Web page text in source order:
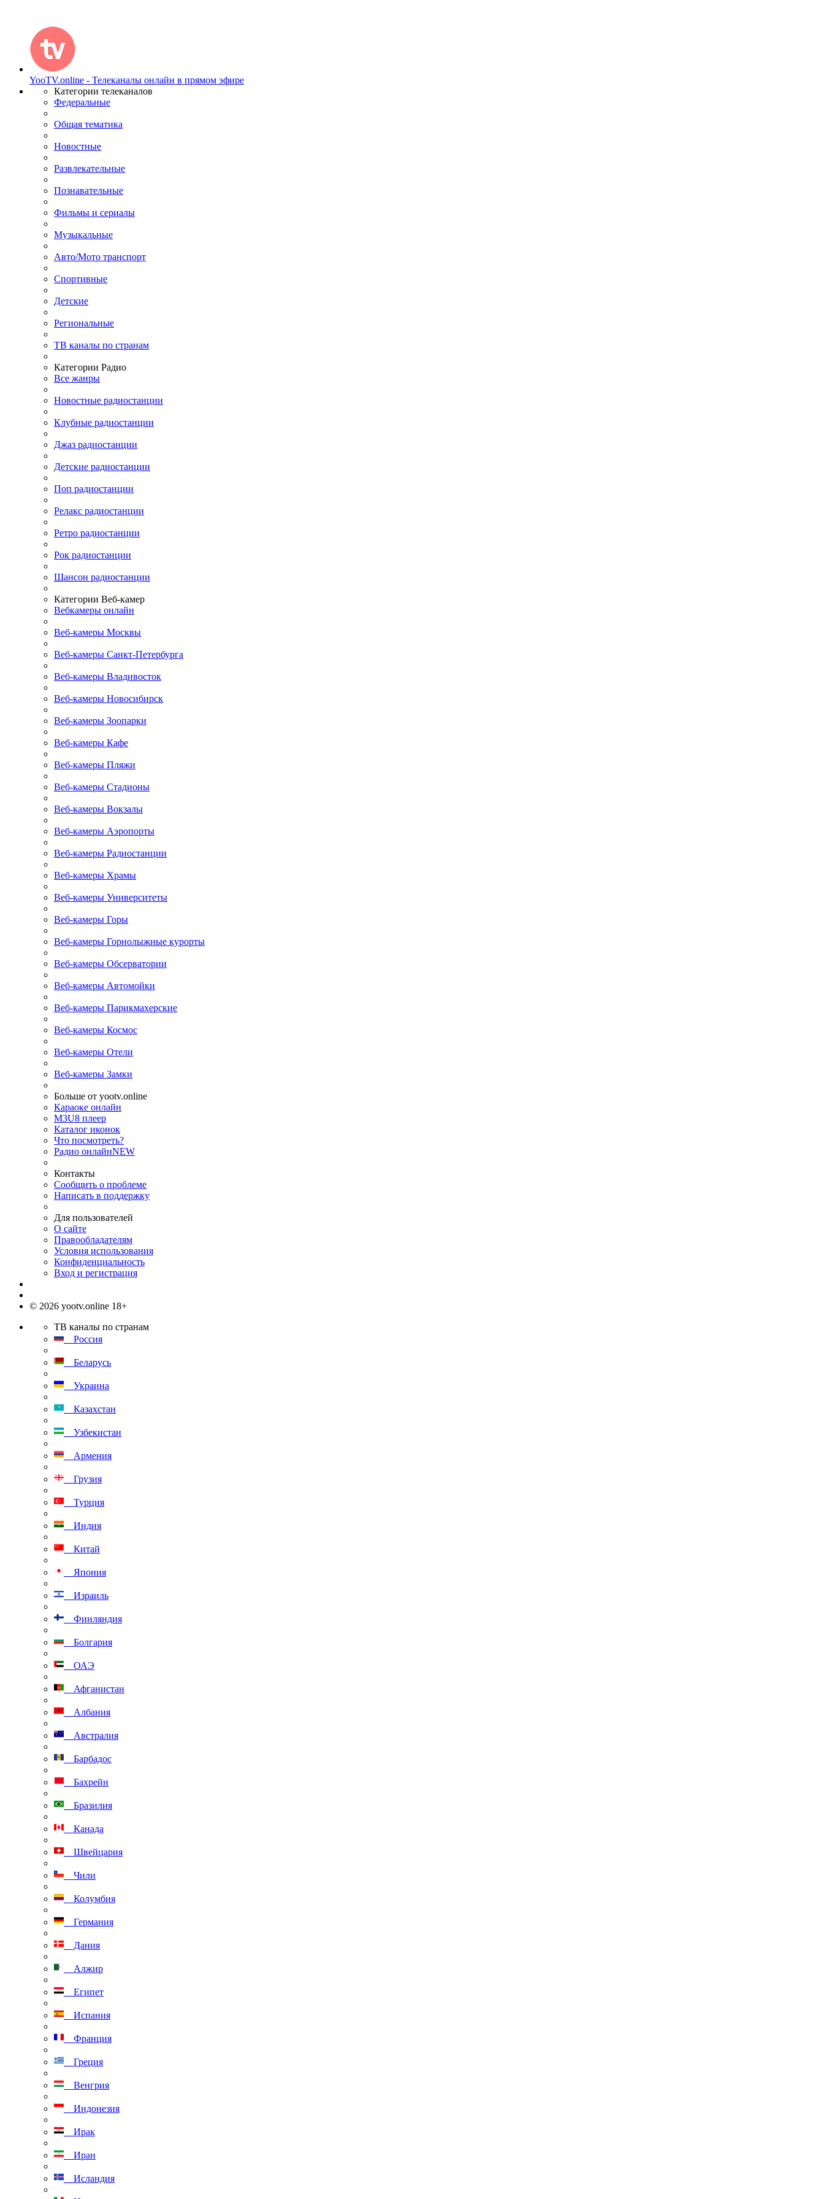
YooTV.online - Телеканалы онлайн в прямом эфире
Категории телеканалов
Федеральные
Общая тематика
Новостные
Развлекательные
Познавательные
Фильмы и сериалы
Музыкальные
Авто/Мото транспорт
Спортивные
Детские
Региональные
ТВ каналы по странам
Категории Радио
Все жанры
Новостные радиостанции
Клубные радиостанции
Джаз радиостанции
Детские радиостанции
Поп радиостанции
Релакс радиостанции
Ретро радиостанции
Рок радиостанции
Шансон радиостанции
Категории Веб-камер
Вебкамеры онлайн
Веб-камеры Москвы
Веб-камеры Санкт-Петербурга
Веб-камеры Владивосток
Веб-камеры Новосибирск
Веб-камеры Зоопарки
Веб-камеры Кафе
Веб-камеры Пляжи
Веб-камеры Стадионы
Веб-камеры Вокзалы
Веб-камеры Аэропорты
Веб-камеры Радиостанции
Веб-камеры Храмы
Веб-камеры Университеты
Веб-камеры Горы
Веб-камеры Горнолыжные курорты
Веб-камеры Обсерватории
Веб-камеры Автомойки
Веб-камеры Парикмахерские
Веб-камеры Космос
Веб-камеры Отели
Веб-камеры Замки
Больше от yootv.online
Караоке онлайн
M3U8 плеер
Каталог иконок
Что посмотреть?
Радио онлайнNEW
Контакты
Сообщить о проблеме
Написать в поддержку
Для пользователей
О сайте
Правообладателям
Условия использования
Конфиденциальность
Вход и регистрация
© 2026 yootv.online 18+
ТВ каналы по странам
Россия
Беларусь
Украина
Казахстан
Узбекистан
Армения
Грузия
Турция
Индия
Китай
Япония
Израиль
Финляндия
Болгария
ОАЭ
Афганистан
Албания
Австралия
Барбадос
Бахрейн
Бразилия
Канада
Швейцария
Чили
Колумбия
Германия
Дания
Алжир
Египет
Испания
Франция
Греция
Венгрия
Индонезия
Ирак
Иран
Исландия